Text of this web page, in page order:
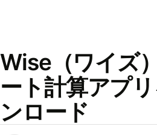
Wise（ワイズ
ート計算アプ
ンロード